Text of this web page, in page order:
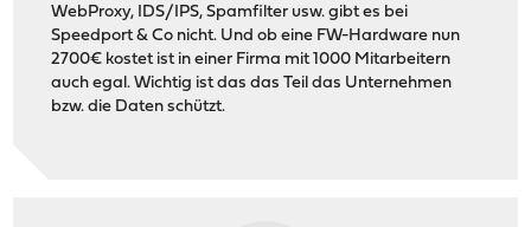
WebProxy, IDS/IPS, Spamfilter usw. gibt es bei
Speedport & Co nicht. Und ob eine FW-Hardware nun
2700€ kostet ist in einer Firma mit 1000 Mitarbeitern
auch egal. Wichtig ist das das Teil das Unternehmen
bzw. die Daten schützt.